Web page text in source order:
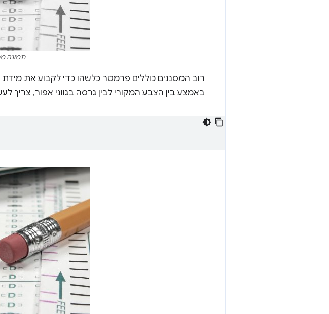
תמונה
רוב המסננים כוללים פרמטר כלשהו כדי לקבוע את מידת
באמצע בין הצבע המקורי לבין גרסה בגווני אפור, צריך